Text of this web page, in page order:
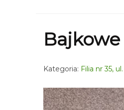
Kategoria: Filia nr 35,